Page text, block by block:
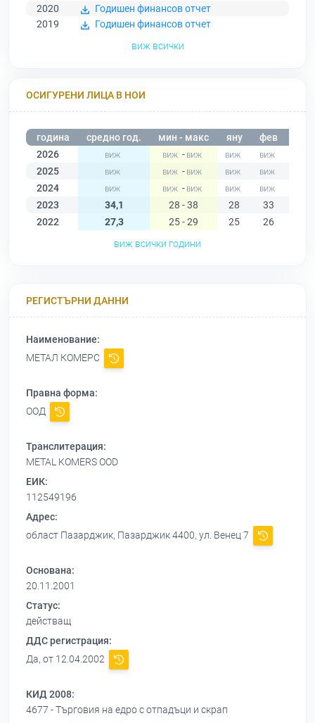
2020
Годишен финансов отчет
2019
Годишен финансов отчет
виж всички
ОСИГУРЕНИ ЛИЦА В НОИ
година средно год. мин - макс яну фев
2026
-
2025
-
2024
-
2023
34,1 28 - 38 28 33
2022
27,3 25 - 29 25 26
виж всички години
РЕГИСТЪРНИ ДАННИ
Наименование:
МЕТАЛ КОМЕРС
Правна форма:
ООД
Транслитерация:
METAL KOMERS OOD
ЕИК:
112549196
Адрес:
област Пазарджик, Пазарджик 4400, ул. Венец 7
Основана:
20.11.2001
Статус:
действащ
ДДС регистрация:
Да, от 12.04.2002
КИД 2008:
4677 - Търговия на едро с отпадъци и скрап